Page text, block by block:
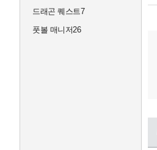
드래곤 퀘스트7
풋볼 매니저26